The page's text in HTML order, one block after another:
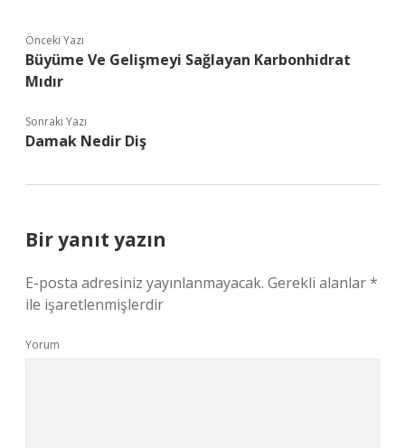
Önceki Yazı
Büyüme Ve Gelişmeyi Sağlayan Karbonhidrat
Mıdır
Sonraki Yazı
Damak Nedir Diş
Bir yanıt yazın
E-posta adresiniz yayınlanmayacak. Gerekli alanlar*
ile işaretlenmişlerdir
Yorum